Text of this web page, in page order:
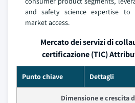
and safety science expertise to
market access.
Mercato dei servizi di
certificazione (TIC)
Punto chiave Dettagli
Dimensione e crescita